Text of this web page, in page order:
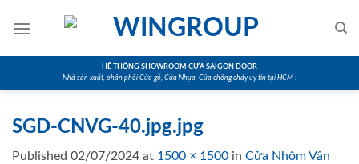
HỆ THỐNG SHOWROOM CỬA SAIGON DOOR
Nhà sản xuất, phân phối Cửa gỗ, Cửa Nhựa, Cửa chống cháy uy tín tại HCM !
SGD-CNVG-40.jpg.jpg
Published 02/07/2024 at 1500 × 1500 in Cửa Nhôm Vân